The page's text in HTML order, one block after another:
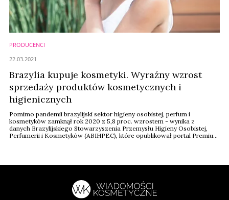
PRODUCENCI
Brazylia kupuje kosmetyki. Wyraźny wzrost
sprzedaży produktów kosmetycznych i
higienicznych
Pomimo pandemii brazylijski sektor higieny osobistej, perfum i
kosmetyków zamknął rok 2020 z 5,8 proc. wzrostem - wynika z
danych Brazylijskiego Stowarzyszenia Przemysłu Higieny Osobistej,
Perfumerii i Kosmetyków (ABIHPEC), które opublikował portal Premium
22.03.2021